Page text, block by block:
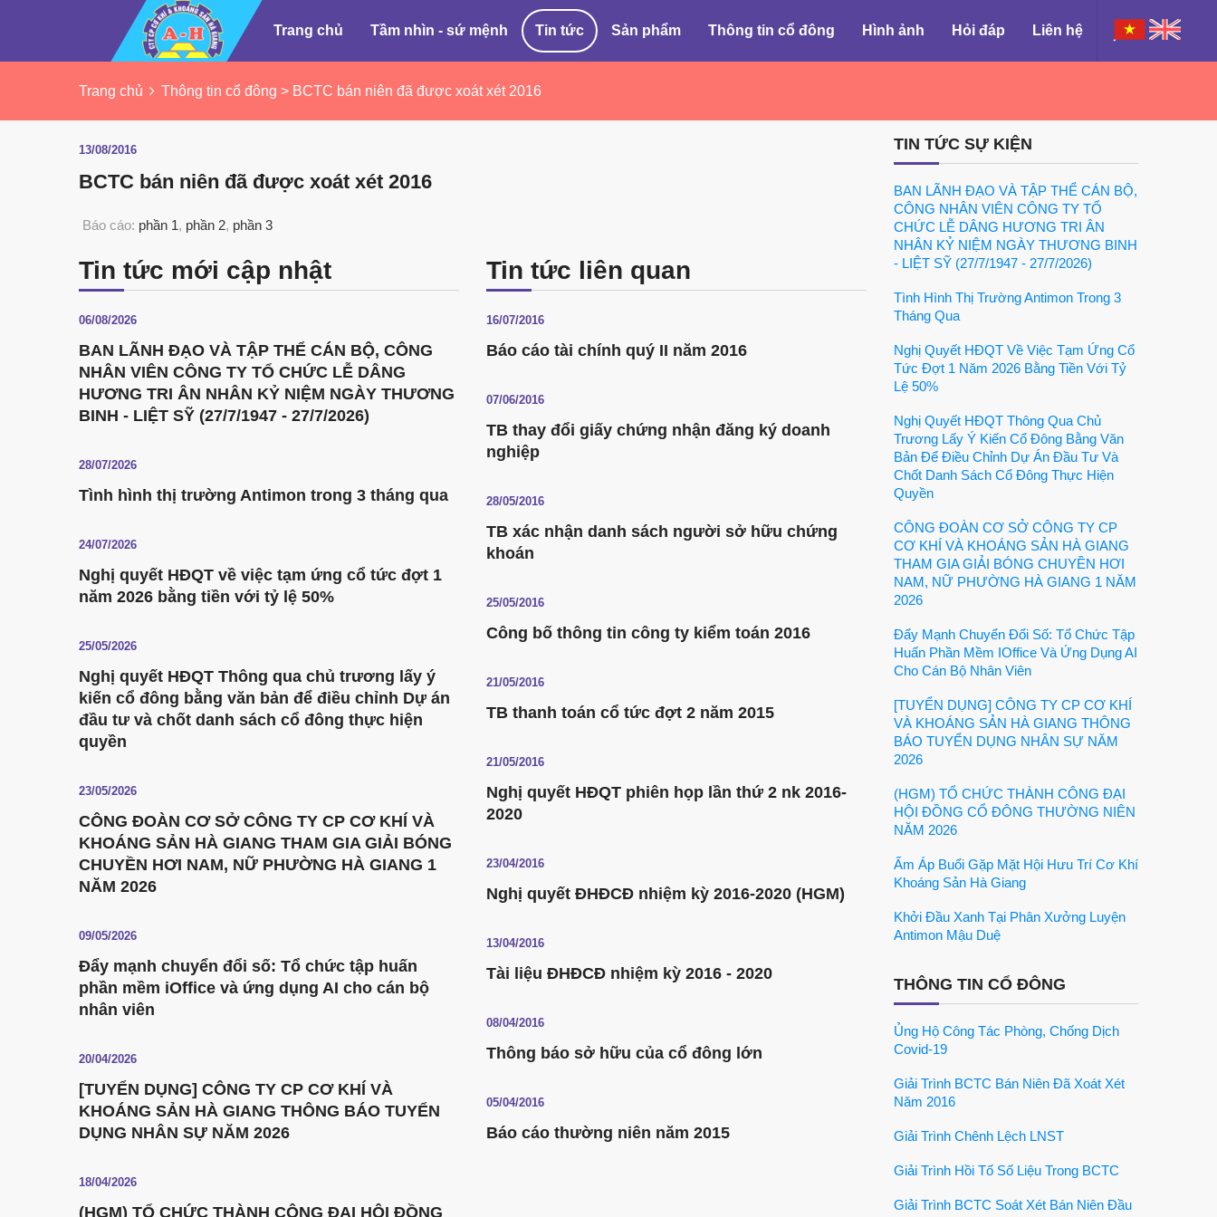
Trang chủ Tầm nhìn - sứ mệnh Tin tức Sản phẩm Thông tin cổ đông Hình ảnh Hỏi đáp Liên hệ
Trang chủ Thông tin cổ đông > BCTC bán niên đã được xoát xét 2016
13/08/2016
BCTC bán niên đã được xoát xét 2016
Báo cáo: phần 1, phần 2, phần 3
Tin tức mới cập nhật
06/08/2026
BAN LÃNH ĐẠO VÀ TẬP THỂ CÁN BỘ, CÔNG
NHÂN VIÊN CÔNG TY TỔ CHỨC LỄ DÂNG
HƯƠNG TRI ÂN NHÂN KỶ NIỆM NGÀY THƯƠNG
BINH - LIỆT SỸ (27/7/1947 - 27/7/2026)
28/07/2026
Tình hình thị trường Antimon trong 3 tháng qua
24/07/2026
Nghị quyết HĐQT về việc tạm ứng cổ tức đợt 1
năm 2026 bằng tiền với tỷ lệ 50%
25/05/2026
Nghị quyết HĐQT Thông qua chủ trương lấy ý
kiến cổ đông bằng văn bản để điều chỉnh Dự án
đầu tư và chốt danh sách cổ đông thực hiện
quyền
23/05/2026
CÔNG ĐOÀN CƠ SỞ CÔNG TY CP CƠ KHÍ VÀ
KHOÁNG SẢN HÀ GIANG THAM GIA GIẢI BÓNG
CHUYỀN HƠI NAM, NỮ PHƯỜNG HÀ GIANG 1
NĂM 2026
09/05/2026
Đẩy mạnh chuyển đổi số: Tổ chức tập huấn
phần mềm iOffice và ứng dụng AI cho cán bộ
nhân viên
20/04/2026
[TUYỂN DỤNG] CÔNG TY CP CƠ KHÍ VÀ
KHOÁNG SẢN HÀ GIANG THÔNG BÁO TUYỂN
DỤNG NHÂN SỰ NĂM 2026
18/04/2026
(HGM) TỔ CHỨC THÀNH CÔNG ĐẠI HỘI ĐỒNG
Tin tức liên quan
16/07/2016
Báo cáo tài chính quý II năm 2016
07/06/2016
TB thay đổi giấy chứng nhận đăng ký doanh
nghiệp
28/05/2016
TB xác nhận danh sách người sở hữu chứng
khoán
25/05/2016
Công bố thông tin công ty kiểm toán 2016
21/05/2016
TB thanh toán cổ tức đợt 2 năm 2015
21/05/2016
Nghị quyết HĐQT phiên họp lần thứ 2 nk 2016-
2020
23/04/2016
Nghị quyết ĐHĐCĐ nhiệm kỳ 2016-2020 (HGM)
13/04/2016
Tài liệu ĐHĐCĐ nhiệm kỳ 2016 - 2020
08/04/2016
Thông báo sở hữu của cổ đông lớn
05/04/2016
Báo cáo thường niên năm 2015
TIN TỨC SỰ KIỆN
BAN LÃNH ĐẠO VÀ TẬP THỂ CÁN BỘ,
CÔNG NHÂN VIÊN CÔNG TY TỔ
CHỨC LỄ DÂNG HƯƠNG TRI ÂN
NHÂN KỶ NIỆM NGÀY THƯƠNG BINH
- LIỆT SỸ (27/7/1947 - 27/7/2026)
Tình Hình Thị Trường Antimon Trong 3
Tháng Qua
Nghị Quyết HĐQT Về Việc Tạm Ứng Cổ
Tức Đợt 1 Năm 2026 Bằng Tiền Với Tỷ
Lệ 50%
Nghị Quyết HĐQT Thông Qua Chủ
Trương Lấy Ý Kiến Cổ Đông Bằng Văn
Bản Để Điều Chỉnh Dự Án Đầu Tư Và
Chốt Danh Sách Cổ Đông Thực Hiện
Quyền
CÔNG ĐOÀN CƠ SỞ CÔNG TY CP
CƠ KHÍ VÀ KHOÁNG SẢN HÀ GIANG
THAM GIA GIẢI BÓNG CHUYỀN HƠI
NAM, NỮ PHƯỜNG HÀ GIANG 1 NĂM
2026
Đẩy Mạnh Chuyển Đổi Số: Tổ Chức Tập
Huấn Phần Mềm IOffice Và Ứng Dụng AI
Cho Cán Bộ Nhân Viên
[TUYỂN DỤNG] CÔNG TY CP CƠ KHÍ
VÀ KHOÁNG SẢN HÀ GIANG THÔNG
BÁO TUYỂN DỤNG NHÂN SỰ NĂM
2026
(HGM) TỔ CHỨC THÀNH CÔNG ĐẠI
HỘI ĐỒNG CỔ ĐÔNG THƯỜNG NIÊN
NĂM 2026
Ấm Áp Buổi Gặp Mặt Hội Hưu Trí Cơ Khí
Khoáng Sản Hà Giang
Khởi Đầu Xanh Tại Phân Xưởng Luyện
Antimon Mậu Duệ
THÔNG TIN CỔ ĐÔNG
Ủng Hộ Công Tác Phòng, Chống Dịch
Covid-19
Giải Trình BCTC Bán Niên Đã Xoát Xét
Năm 2016
Giải Trình Chênh Lệch LNST
Giải Trình Hồi Tố Số Liệu Trong BCTC
Giải Trình BCTC Soát Xét Bán Niên Đầu